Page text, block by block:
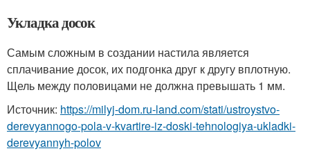
Укладка досок
Самым сложным в создании настила является
сплачивание досок, их подгонка друг к другу вплотную.
Щель между половицами не должна превышать 1 мм.
Источник: https://milyj-dom.ru-land.com/stati/ustroystvo-
derevyannogo-pola-v-kvartire-iz-doski-tehnologiya-ukladki-
derevyannyh-polov